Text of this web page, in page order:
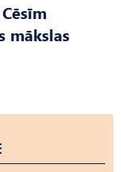
mākslas